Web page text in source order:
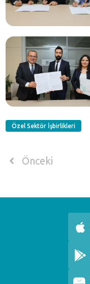
Özel Sektör İşbirlikleri
Önceki